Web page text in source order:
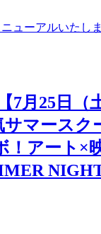
ニューアルいたし
月25日（
サマースク
！アート×